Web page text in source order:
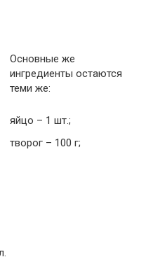
Основные же
ингредиенты остаются
теми же:
яйцо – 1 шт.;
творог – 100 г;